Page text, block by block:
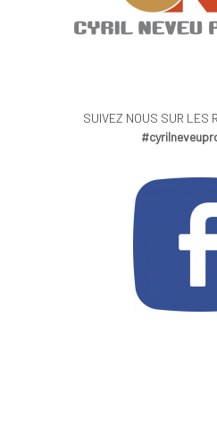
SUIVEZ NOUS SUR LES